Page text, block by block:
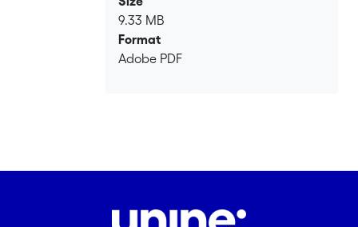
de situations qui permettent de
considérer l’ambivalence des politiques
du PCI et de la convention unesquienne
entre économie du marketing territorial
études patrimoniales avec l’hypothèse
9.33 MB
Format
Adobe PDF